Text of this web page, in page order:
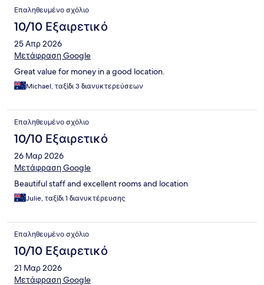
Σχόλια
Επαληθευμένο σχόλιο
10/10 Εξαιρετικό
25 Απρ 2026
Μετάφραση Google
Great value for money in a good location.
Michael, ταξίδι 3 διανυκτερεύσεων
Επαληθευμένο σχόλιο
10/10 Εξαιρετικό
26 Μαρ 2026
Μετάφραση Google
Beautiful staff and excellent rooms and location
Julie, ταξίδι 1 διανυκτέρευσης
Επαληθευμένο σχόλιο
10/10 Εξαιρετικό
21 Μαρ 2026
Μετάφραση Google